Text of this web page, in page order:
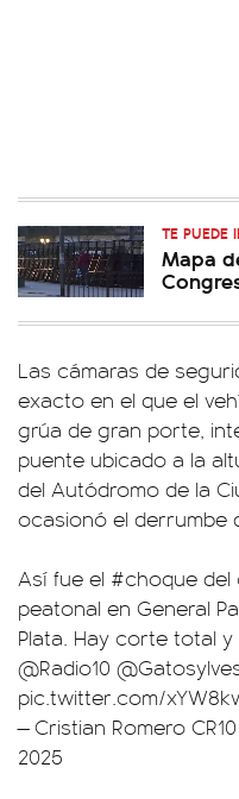
TE PUEDE
Mapa
Las cámaras de
exacto en el que el
grúa de gran porte,
puente ubicado a la
del Autódromo de la
ocasionó el derrumbe
Así fue el #choque del
peatonal en General
Plata. Hay corte total
@Radio10
pic.twitter.com/
— Cristian Romero
2025